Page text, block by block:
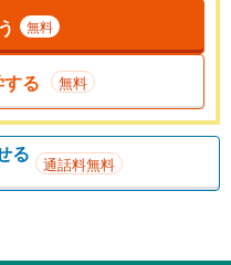
無料
る 無料
る 通話料無料